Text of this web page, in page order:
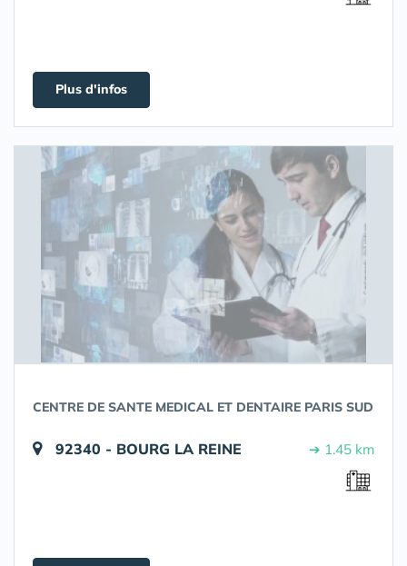
Plus d'infos
CENTRE DE SANTE MEDICAL ET DENTAIRE PARIS SUD
92340 - BOURG LA REINE ➔ 1.45 km